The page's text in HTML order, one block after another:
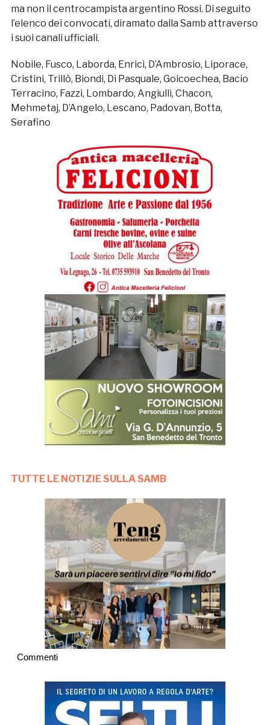
ma non il centrocampista argentino Rossi. Di seguito
l’elenco dei convocati, diramato dalla Samb attraverso
i suoi canali ufficiali.
Nobile, Fusco, Laborda, Enrici, D’Ambrosio, Liporace,
Cristini, Trillò, Biondi, Di Pasquale, Goicoechea, Bacio
Terracino, Fazzi, Lombardo, Angiulli, Chacon,
Mehmetaj, D’Angelo, Lescano, Padovan, Botta,
Serafino
TUTTE LE NOTIZIE SULLA SAMB
Commenti